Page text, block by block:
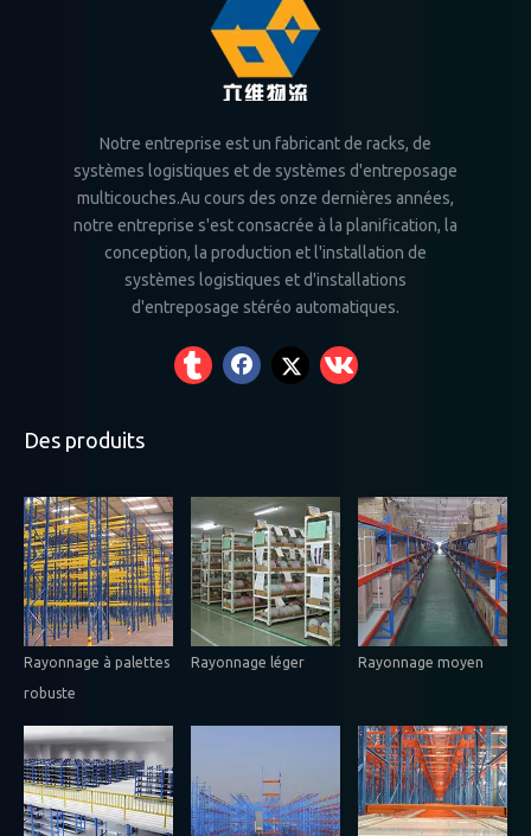
Notre entreprise est un fabricant de racks, de
systèmes logistiques et de systèmes d'entreposage
multicouches.Au cours des onze dernières années,
notre entreprise s'est consacrée à la planification, la
conception, la production et l'installation de
systèmes logistiques et d'installations
d'entreposage stéréo automatiques.
Des produits
Rayonnage à palettes
robuste
Rayonnage léger Rayonnage moyen